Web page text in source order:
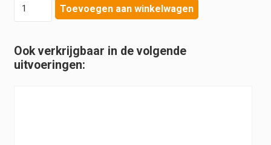
Wegwerp
Macintosh
Toevoegen aan winkelwagen
Ook verkrijgbaar in de volgende
uitvoeringen: